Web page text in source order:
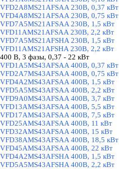
VFD2A8MS21AFSAA 230В, 0,37 кВт
VFD4A8MS21AFSAA 230В, 0,75 кВт
VFD7A5MS21AFSAA 230В, 1,5 кВт
VFD11AMS21AFSAA 230В, 2,2 кВт
VFD7A5MS21AFSHA 230В, 1,5 кВт
VFD11AMS21AFSHA 230В, 2,2 кВт
400 В, 3 фазы, 0,37 - 22 кВт
VFD1A5MS43AFSAA 400В, 0,37 кВт
VFD2A7MS43AFSAA 400В, 0,75 кВт
VFD4A2MS43AFSAA 400В, 1,5 кВт
VFD5A5MS43AFSAA 400В, 2,2 кВт
VFD9A0MS43AFSAA 400В, 3,7 кВт
VFD13AMS43AFSAA 400В, 5,5 кВт
VFD17AMS43AFSAA 400В, 7,5 кВт
VFD25AMS43AFSAA 400В, 11 кВт
VFD32AMS43AFSAA 400В, 15 кВт
VFD38AMS43AFSAA 400В, 18,5 кВт
VFD45AMS43AFSAA 400В, 22 кВт
VFD4A2MS43AFSHA 400В, 1,5 кВт
VFD5A5MS43AFSHA 400В, 2,2 кВт